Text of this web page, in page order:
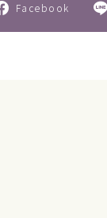
Facebook